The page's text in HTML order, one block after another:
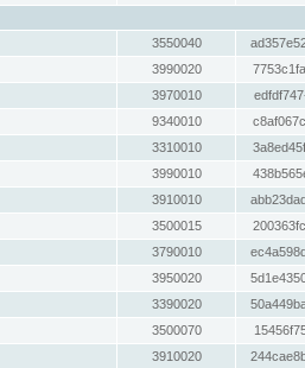
3550040
3990020
3970010
9340010
3310010
3990010
3910010
3500015
3790010
3950020
3390020
3500070
3910020